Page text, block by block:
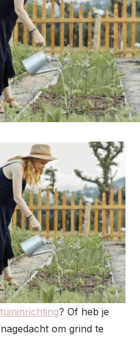
tuininrichting? Of heb je
om grind te